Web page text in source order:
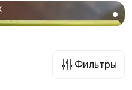
Фильтры